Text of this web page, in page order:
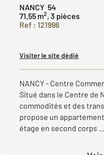
NANCY 54
71,55 m2, 3 pièces
Ref : 121996
Visiter le site dédié
NANCY - Centre
Situé dans le Centre de
commodités et des
propose un
étage en second corps ...